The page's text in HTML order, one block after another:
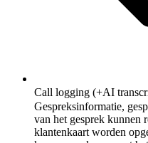
Call logging (+AI
Gespreksinformatie,
van het gesprek kunnen
klantenkaart worden